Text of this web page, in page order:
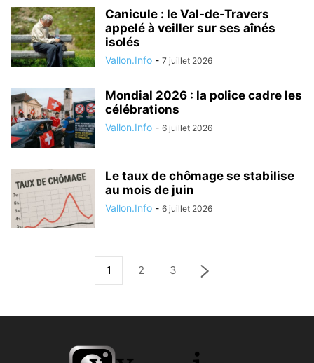
Canicule : le Val-de-Travers
appelé à veiller sur ses aînés
isolés
Vallon.Info - 7 juillet 2026
Mondial 2026 : la police cadre les
célébrations
Vallon.Info - 6 juillet 2026
Le taux de chômage se stabilise
au mois de juin
Vallon.Info - 6 juillet 2026
1 2 3